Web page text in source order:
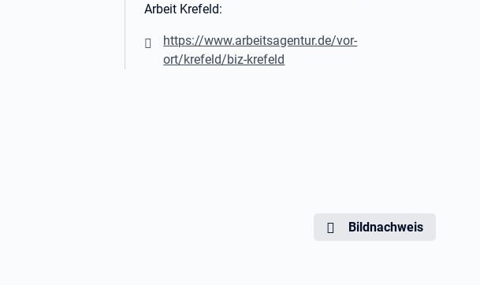
Arbeit Krefeld:
https://www.arbeitsagentur.de/vor-
ort/krefeld/biz-krefeld
Bildnachweis